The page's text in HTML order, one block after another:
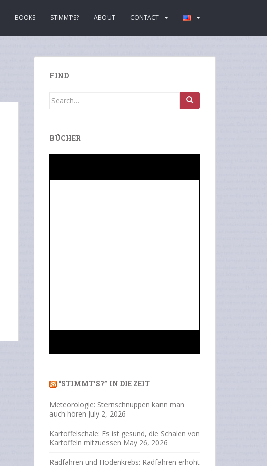
BOOKS STIMMT’S? ABOUT CONTACT
FIND
Search
BÜCHER
“STIMMT’S?” IN DIE ZEIT
Meteorologie: Sternschnuppen kann man
auch hören July 2, 2026
Kartoffelschale: Es ist gesund, die Schalen von
Kartoffeln mitzuessen May 26, 2026
Radfahren und Hodenkrebs: Radfahren erhöht